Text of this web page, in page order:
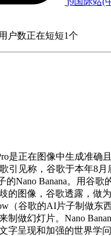
户数正在短短1个
是正在图像中生成准确
引见称，谷歌于本年8月
的Nano Banana。用谷歌
的图像，谷歌透露，做
（谷歌的AI片子制做东
制做幻灯片。Nano
字呈现和加强的世界学